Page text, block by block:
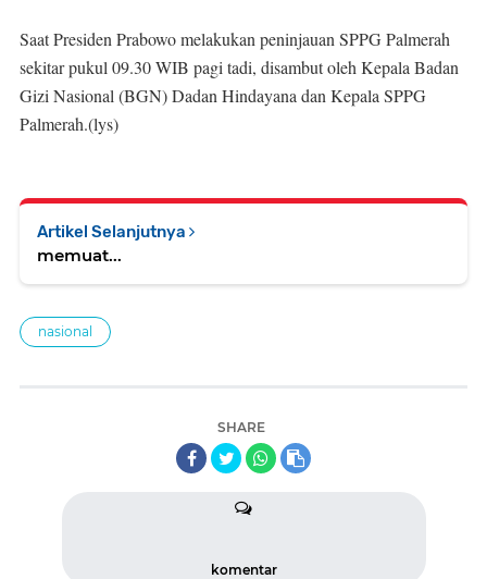
Saat Presiden Prabowo melakukan peninjauan SPPG Palmerah
sekitar pukul 09.30 WIB pagi tadi, disambut oleh Kepala Badan
Gizi Nasional (BGN) Dadan Hindayana dan Kepala SPPG
Palmerah.(lys)
Artikel Selanjutnya
memuat...
nasional
SHARE
komentar